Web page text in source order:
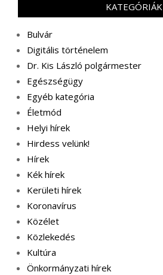
KATEGÓRIÁK
Bulvár
Digitális történelem
Dr. Kis László polgármester
Egészségügy
Egyéb kategória
Életmód
Helyi hírek
Hirdess velünk!
Hírek
Kék hírek
Kerületi hírek
Koronavírus
Közélet
Közlekedés
Kultúra
Önkormányzati hírek